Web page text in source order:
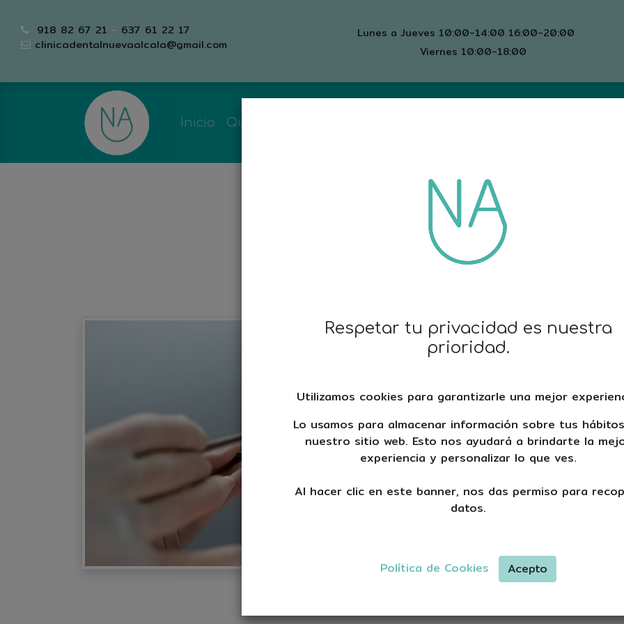
918 82 67 21 - 637 61 22 17
clinicadentalnuevaalcala@gmail.com
Lunes a Jueves 10:00-14:00 16:00-20:00
Viernes 10:00-18:00
Inicio Quiénes somos
Utilizando técnicas
expertos en
progresión de la
proporcionando un
el bienestar del paciente.
Confía en nosotros
condiciones con
vanguardia.
Desde limpiezas
y tratamientos de
estructura dental
Respetar tu privacidad es nuestra
prioridad.
Utilizamos cookies para garantizarle una mejor
Lo usamos para almacenar información sobre tus
nuestro sitio web. Esto nos ayudará a brindarte la
experiencia y personalizar lo que ves.
Al hacer clic en este banner, nos das permiso para
datos.
Política de Cookies Acepto